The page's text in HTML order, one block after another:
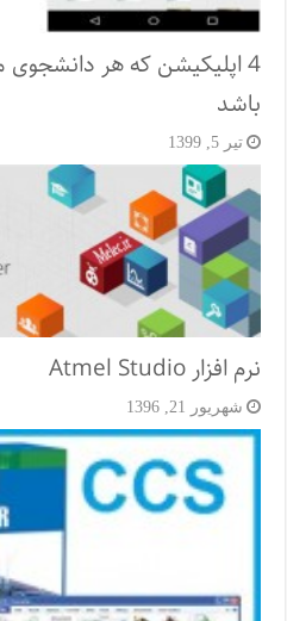
4 اپلیکیشن که هر
باشد
تیر 5, 1399
نرم افزار Atmel Studio
شهریور 21, 1396